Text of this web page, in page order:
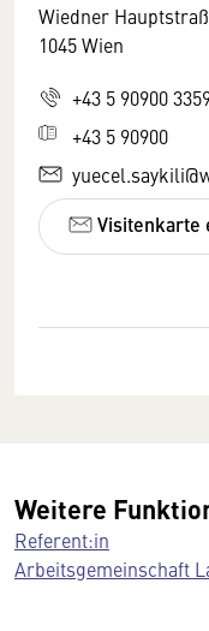
Wiedner
1045 Wien
+43 5 90900
+43 5 90900
Visitenkarte
Weitere
Referent:in
Arbeitsgemeinschaft